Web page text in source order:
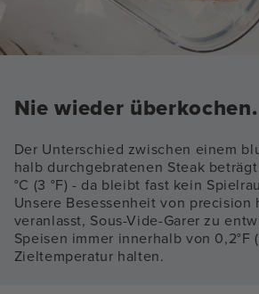
Nie wieder überkochen.
Der Unterschied zwischen einem
halb durchgebratenen Steak
°C (3 °F) - da bleibt fast kein
Unsere Besessenheit von precision
veranlasst, Sous-Vide-Garer zu
Speisen immer innerhalb von 0,2°F
Zieltemperatur halten.